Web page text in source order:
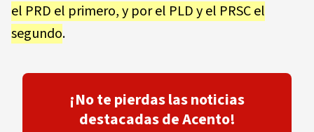
el PRD el primero, y por el PLD y el PRSC el
segundo.
¡No te pierdas las noticias
destacadas de Acento!